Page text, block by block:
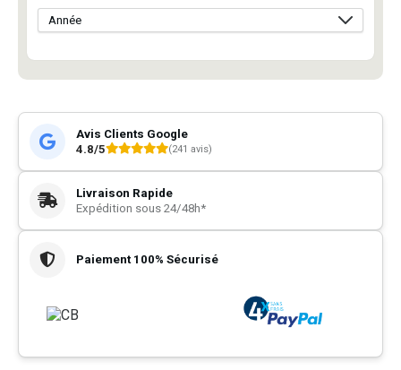
Avis Clients Google
4.8/5
(241 avis)
Livraison Rapide
Expédition sous 24/48h*
Paiement 100% Sécurisé